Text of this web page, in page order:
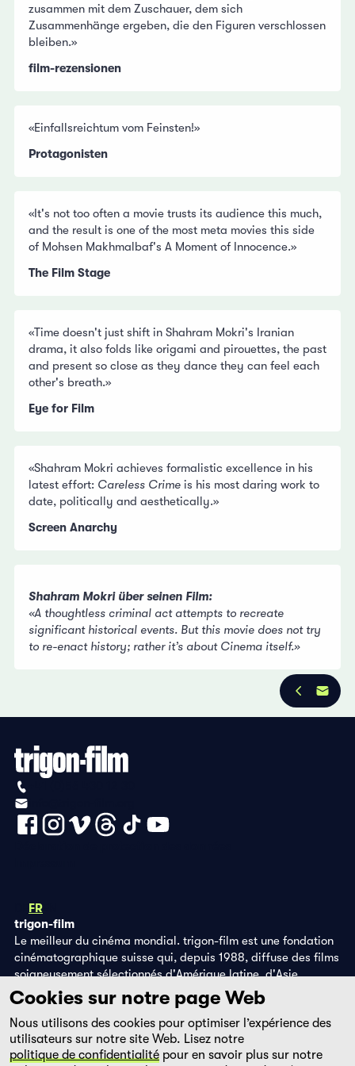
zusammen mit dem Zuschauer, dem sich
Zusammenhänge ergeben, die den Figuren verschlossen
bleiben.»
film-rezensionen
«Einfallsreichtum vom Feinsten!»
Protagonisten
«It's not too often a movie trusts its audience this much,
and the result is one of the most meta movies this side
of Mohsen Makhmalbaf's A Moment of Innocence.»
The Film Stage
«Time doesn't just shift in Shahram Mokri's Iranian
drama, it also folds like origami and pirouettes, the past
and present so close as they dance they can feel each
other's breath.»
Eye for Film
«Shahram Mokri achieves formalistic excellence in his
latest effort: Careless Crime is his most daring work to
date, politically and aesthetically.»
Screen Anarchy
Shahram Mokri über seinen Film:
«A thoughtless criminal act attempts to recreate
significant historical events. But this movie does not try
to re-enact history; rather it’s about Cinema itself.»
FR
trigon-film
Le meilleur du cinéma mondial. trigon-film est une fondation
cinématographique suisse qui, depuis 1988, diffuse des films
soigneusement sélectionnés d'Amérique latine, d'Asie,
d'Afrique et d'Europe de l'Est, dans les salles de cinéma,
grâce à ses propres éditions DVD et sur la plateforme de
streaming filmingo.
Cookies sur notre page Web
Nous utilisons des cookies pour optimiser l’expérience des
utilisateurs sur notre site Web. Lisez notre
politique de confidentialité pour en savoir plus sur notre